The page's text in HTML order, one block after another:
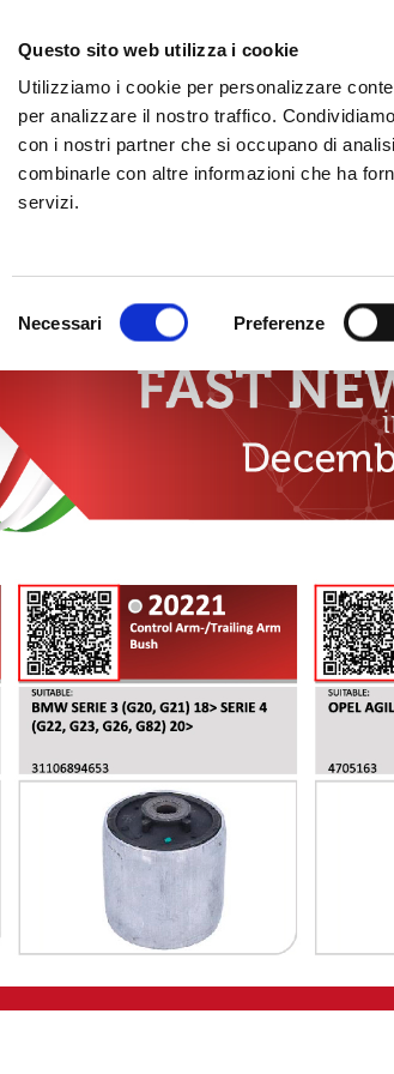
Questo sito web utilizza i cookie
Utilizziamo i cookie per personalizzare
per analizzare il nostro traffico.
con i nostri partner che si occupano di
combinarle con altre informazioni che ha
servizi.
del
Necessari Preferenze
HOME